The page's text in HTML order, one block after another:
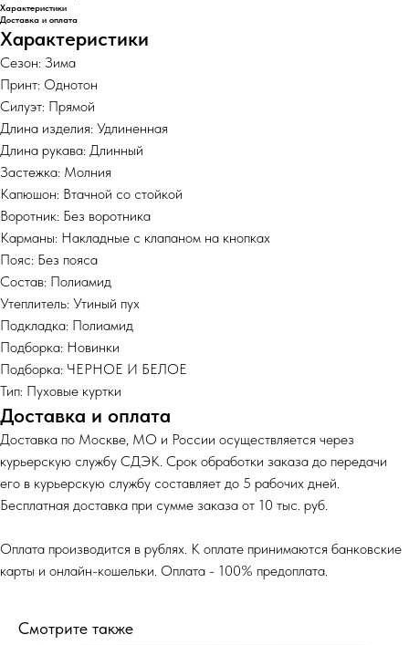
Характеристики
Доставка и оплата
Характеристики
Сезон: Зима
Принт: Однотон
Силуэт: Прямой
Длина изделия: Удлиненная
Длина рукава: Длинный
Застежка: Молния
Капюшон: Втачной со стойкой
Воротник: Без воротника
Карманы: Накладные с клапаном на кнопках
Пояс: Без пояса
Состав: Полиамид
Утеплитель: Утиный пух
Подкладка: Полиамид
Подборка: Новинки
Подборка: ЧЕРНОЕ И БЕЛОЕ
Тип: Пуховые куртки
Доставка и оплата
Доставка по Москве, МО и России осуществляется через
курьерскую службу СДЭК. Срок обработки заказа до передачи
его в курьерскую службу составляет до 5 рабочих дней.
Бесплатная доставка при сумме заказа от 10 тыс. руб.
Оплата производится в рублях. К оплате принимаются банковские
карты и онлайн-кошельки. Оплата - 100% предоплата.
Смотрите также